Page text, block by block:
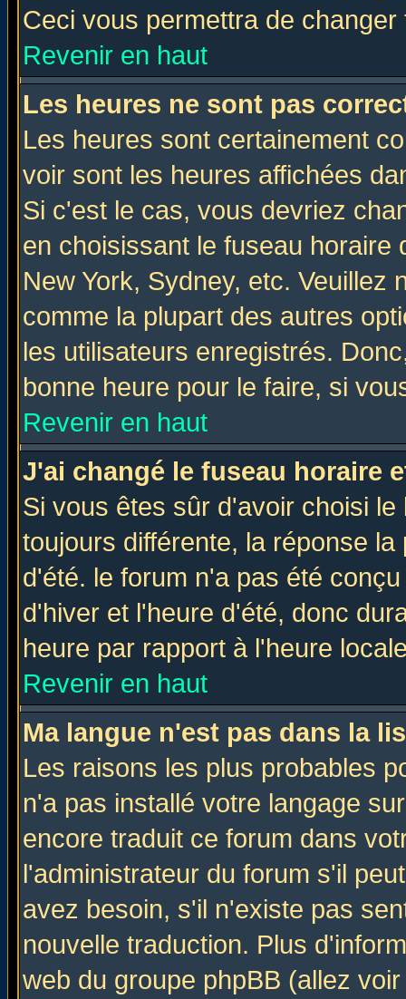
Ceci vous permettra de
Revenir en haut
Les heures ne sont pas
Les heures sont certainement
voir sont les heures affichées
Si c'est le cas, vous devriez
en choisissant le fuseau
New York, Sydney, etc. Veuillez
comme la plupart des autres
les utilisateurs enregistrés.
bonne heure pour le faire, si
Revenir en haut
J'ai changé le fuseau horaire
Si vous êtes sûr d'avoir choisi
toujours différente, la réponse
d'été. le forum n'a pas été
d'hiver et l'heure d'été, donc
heure par rapport à l'heure
Revenir en haut
Ma langue n'est pas dans la
Les raisons les plus probables
n'a pas installé votre langage
encore traduit ce forum dans
l'administrateur du forum s'il
avez besoin, s'il n'existe pas
nouvelle traduction. Plus
web du groupe phpBB (allez